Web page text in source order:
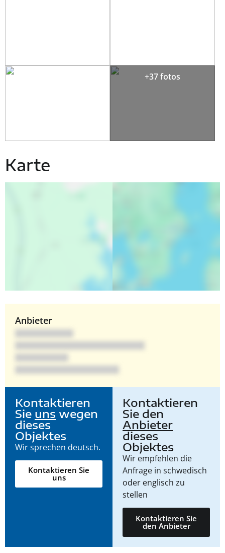
+37 fotos
Karte
Anbieter
Kontaktieren
Sie uns wegen
dieses
Objektes
Wir sprechen deutsch.
Kontaktieren Sie
uns
Kontaktieren
Sie den
Anbieter
dieses
Objektes
Wir empfehlen die
Anfrage in schwedisch
oder englisch zu
stellen
Kontaktieren Sie
den Anbieter